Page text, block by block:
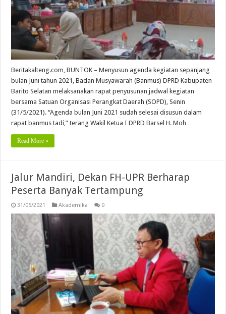
Beritakalteng.com, BUNTOK – Menyusun agenda kegiatan sepanjang
bulan Juni tahun 2021, Badan Musyawarah (Banmus) DPRD Kabupaten
Barito Selatan melaksanakan rapat penyusunan jadwal kegiatan
bersama Satuan Organisasi Perangkat Daerah (SOPD), Senin
(31/5/2021). “Agenda bulan Juni 2021 sudah selesai disusun dalam
rapat banmus tadi,” terang Wakil Ketua I DPRD Barsel H. Moh …
Read More »
Jalur Mandiri, Dekan FH-UPR Berharap
Peserta Banyak Tertampung
31/05/2021 Akademika 0